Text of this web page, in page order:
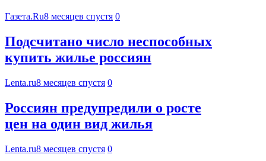
Газета.Ru8 месяцев спустя 0
Подсчитано число неспособных
купить жилье россиян
Lenta.ru8 месяцев спустя 0
Россиян предупредили о росте
цен на один вид жилья
Lenta.ru8 месяцев спустя 0